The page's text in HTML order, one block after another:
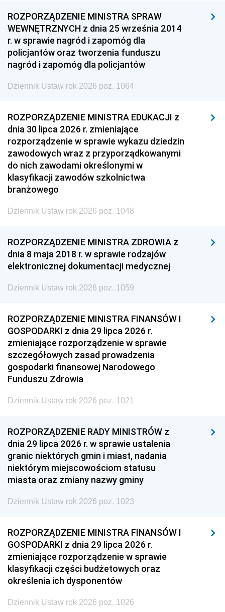
ROZPORZĄDZENIE MINISTRA SPRAW
WEWNĘTRZNYCH z dnia 25 września 2014
r. w sprawie nagród i zapomóg dla
policjantów oraz tworzenia funduszu
nagród i zapomóg dla policjantów
Dziennik Ustaw rok 2026 poz. 1064
ROZPORZĄDZENIE MINISTRA EDUKACJI z
dnia 30 lipca 2026 r. zmieniające
rozporządzenie w sprawie wykazu dziedzin
zawodowych wraz z przyporządkowanymi
do nich zawodami określonymi w
klasyfikacji zawodów szkolnictwa
branżowego
Dziennik Ustaw rok 2026 poz. 1048
ROZPORZĄDZENIE MINISTRA ZDROWIA z
dnia 8 maja 2018 r. w sprawie rodzajów
elektronicznej dokumentacji medycznej
Dziennik Ustaw rok 2026 poz. 1059
ROZPORZĄDZENIE MINISTRA FINANSÓW I
GOSPODARKI z dnia 29 lipca 2026 r.
zmieniające rozporządzenie w sprawie
szczegółowych zasad prowadzenia
gospodarki finansowej Narodowego
Funduszu Zdrowia
Dziennik Ustaw rok 2026 poz. 1021
ROZPORZĄDZENIE RADY MINISTRÓW z
dnia 29 lipca 2026 r. w sprawie ustalenia
granic niektórych gmin i miast, nadania
niektórym miejscowościom statusu
miasta oraz zmiany nazwy gminy
Dziennik Ustaw rok 2026 poz. 1023
ROZPORZĄDZENIE MINISTRA FINANSÓW I
GOSPODARKI z dnia 29 lipca 2026 r.
zmieniające rozporządzenie w sprawie
klasyfikacji części budżetowych oraz
określenia ich dysponentów
Dziennik Ustaw rok 2026 poz. 1026